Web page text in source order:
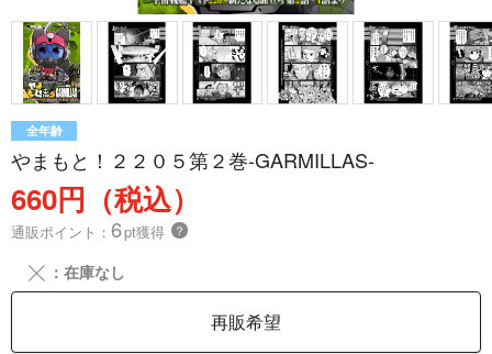
全年齢
やまもと！２２０５第２巻-GARMILLAS-
660円（税込）
通販ポイント： 6pt獲得 ？
╳ ：在庫なし
再販希望